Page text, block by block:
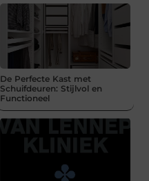
De Perfecte Kast met
Schuifdeuren: Stijlvol en
Functioneel